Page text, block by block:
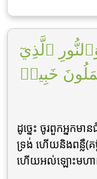
ٱلَّذِيٓ
خَبِيرٞ
ដូច្នេះ ចូរពួកអ្នក
ទ្រង់ ហើយនិងពន្លឺ(គ
ហើយអល់ឡោះមហាដឹ